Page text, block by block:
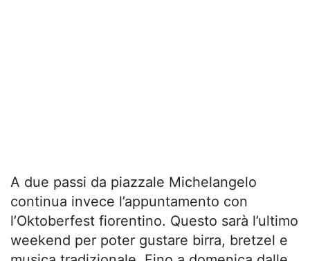
A due passi da piazzale Michelangelo
continua invece l’appuntamento con
l’Oktoberfest fiorentino. Questo sarà l’ultimo
weekend per poter gustare birra, bretzel e